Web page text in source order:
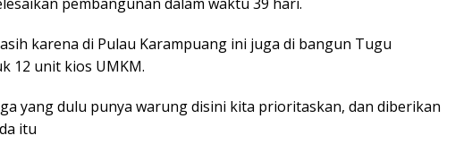
karena di Pulau Karampuang ini juga di bangun Tugu
12 unit kios UMKM.
yang dulu punya warung disini kita prioritaskan, dan diberikan
itu